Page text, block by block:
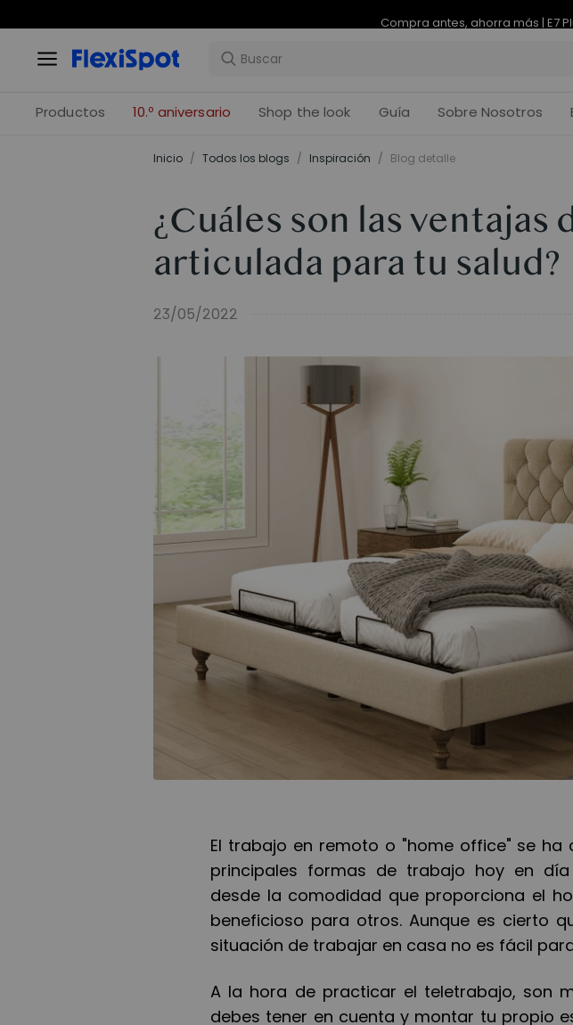
Compra antes, ahorra más | E7
Productos 10.º aniversario Shop the look Guía Sobre Nosotros
Inicio / Todos los blogs / Inspiración / Blog detalle
¿Cuáles son las ventajas
articulada para tu salud?
23/05/2022
El trabajo en remoto o "home office" se ha
principales formas de trabajo hoy en
desde la comodidad que proporciona el
beneficioso para otros. Aunque es cierto
situación de trabajar en casa no es fácil
A la hora de practicar el teletrabajo, son
debes tener en cuenta y montar tu propio